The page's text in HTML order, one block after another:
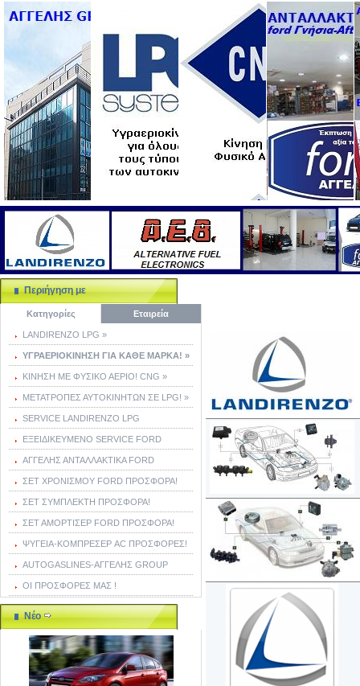
Περιήγηση με
Κατηγορίες Εταιρεία
LANDIRENZO LPG »
ΥΓΡΑΕΡΙΟΚΙΝΗΣΗ ΓΙΑ ΚΑΘΕ ΜΑΡΚΑ! »
ΚΙΝΗΣΗ ΜΕ ΦΥΣΙΚΟ ΑΕΡΙΟ! CNG »
ΜΕΤΑΤΡΟΠΕΣ ΑΥΤΟΚΙΝΗΤΩΝ ΣΕ LPG! »
SERVICE LANDIRENZO LPG
ΕΞΕΙΔΙΚΕΥΜΕΝΟ SERVICE FORD
ΑΓΓΕΛΗΣ ΑΝΤΑΛΛΑΚΤΙΚΑ FORD
ΣΕΤ ΧΡΟΝΙΣΜΟΥ FORD ΠΡΟΣΦΟΡΑ!
ΣΕΤ ΣΥΜΠΛΕΚΤΗ ΠΡΟΣΦΟΡΑ!
ΣΕΤ ΑΜΟΡΤΙΣΕΡ FORD ΠΡΟΣΦΟΡΑ!
ΨΥΓΕΙΑ-ΚΟΜΠΡΕΣΕΡ AC ΠΡΟΣΦΟΡΕΣ!
AUTOGASLINES-ΑΓΓΕΛΗΣ GROUP
ΟΙ ΠΡΟΣΦΟΡΕΣ ΜΑΣ !
Νέο